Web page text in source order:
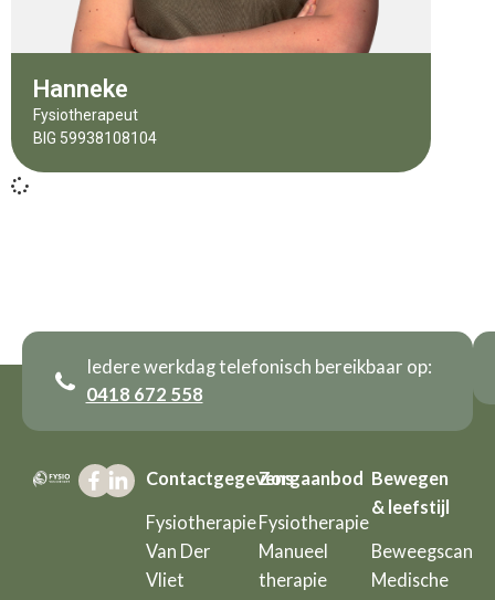
Hanneke
Fysiotherapeut
BIG 59938108104
Iedere werkdag telefonisch bereikbaar op:
0418 672 558
Contactgegevens
Fysiotherapie
Van Der
Vliet
Zorgaanbod
Fysiotherapie
Manueel
therapie
Bewegen
& leefstijl
Beweegscan
Medische